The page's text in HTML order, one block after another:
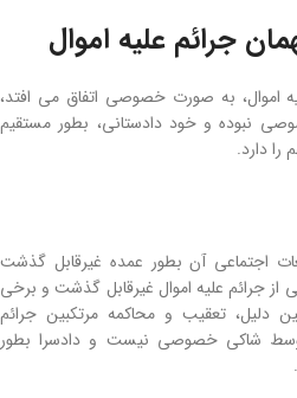
جرائم علیه اموال
اموال، به ­صورت خصوصی اتفاق می­ افتد،
نبوده و خود دادستانی، بطور مستقیم
دارد.
اجتماعی آن بطور عمده غیرقابل گذشت
جرائم علیه اموال غیرقابل گذشت و برخی
تعقیب و محاکمه مرتکبین جرائم
شاکی خصوصی نیست و دادسرا بطور